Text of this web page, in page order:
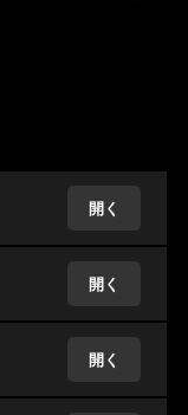
開く
開く
開く